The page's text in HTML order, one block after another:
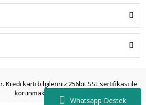
Whatsapp Destek
Kredi kartı bilgileriniz 256bit SSL sertifikası ile
korunmaktadır.